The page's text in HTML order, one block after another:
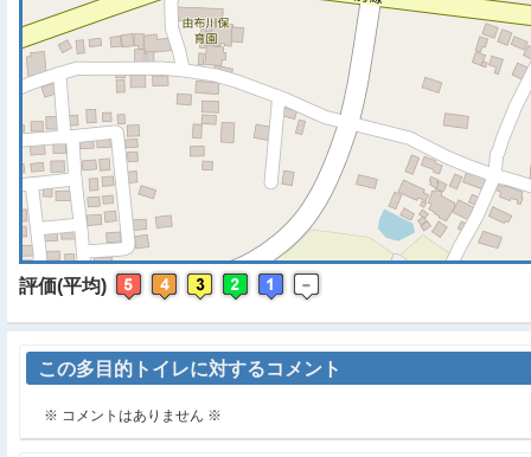
評価(平均)
この多目的トイレに対するコメント
※ コメントはありません ※